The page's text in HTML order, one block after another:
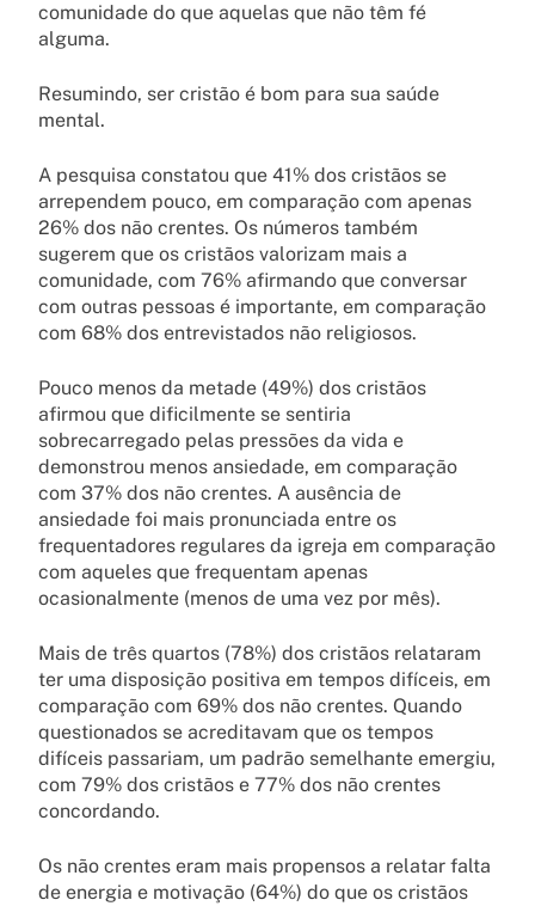
comunidade do que aquelas que não têm fé
alguma.
Resumindo, ser cristão é bom para sua saúde
mental.
A pesquisa constatou que 41% dos cristãos se
arrependem pouco, em comparação com apenas
26% dos não crentes. Os números também
sugerem que os cristãos valorizam mais a
comunidade, com 76% afirmando que conversar
com outras pessoas é importante, em comparação
com 68% dos entrevistados não religiosos.
Pouco menos da metade (49%) dos cristãos
afirmou que dificilmente se sentiria
sobrecarregado pelas pressões da vida e
demonstrou menos ansiedade, em comparação
com 37% dos não crentes. A ausência de
ansiedade foi mais pronunciada entre os
frequentadores regulares da igreja em comparação
com aqueles que frequentam apenas
ocasionalmente (menos de uma vez por mês).
Mais de três quartos (78%) dos cristãos relataram
ter uma disposição positiva em tempos difíceis, em
comparação com 69% dos não crentes. Quando
questionados se acreditavam que os tempos
difíceis passariam, um padrão semelhante emergiu,
com 79% dos cristãos e 77% dos não crentes
concordando.
Os não crentes eram mais propensos a relatar falta
de energia e motivação (64%) do que os cristãos